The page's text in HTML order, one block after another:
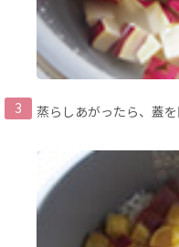
蒸らしあがったら、蓋